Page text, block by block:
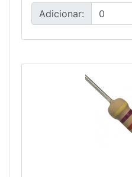
Adicionar: